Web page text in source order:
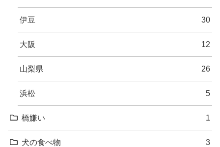
伊豆 30
大阪 12
山梨県 26
浜松 5
橋嫌い 1
犬の食べ物 3